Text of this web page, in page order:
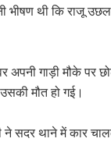
भीषण थी कि राजू
गाड़ी मौके पर
मौत हो गई।
ने सदर थाने में कार